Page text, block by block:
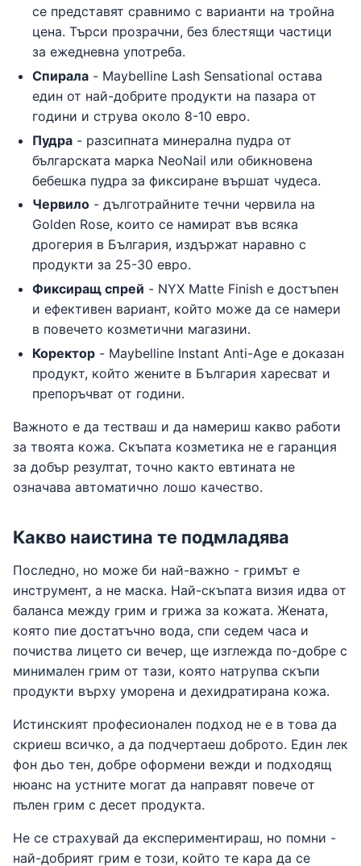
се представят сравнимо с варианти на тройна
цена. Търси прозрачни, без блестящи частици
за ежедневна употреба.
Спирала - Maybelline Lash Sensational остава
един от най-добрите продукти на пазара от
години и струва около 8-10 евро.
Пудра - разсипната минерална пудра от
българската марка NeoNail или обикновена
бебешка пудра за фиксиране вършат чудеса.
Червило - дълготрайните течни червила на
Golden Rose, които се намират във всяка
дрогерия в България, издържат наравно с
продукти за 25-30 евро.
Фиксиращ спрей - NYX Matte Finish е достъпен
и ефективен вариант, който може да се намери
в повечето козметични магазини.
Коректор - Maybelline Instant Anti-Age е доказан
продукт, който жените в България харесват и
препоръчват от години.
Важното е да тестваш и да намериш какво работи
за твоята кожа. Скъпата козметика не е гаранция
за добър резултат, точно както евтината не
означава автоматично лошо качество.
Какво наистина те подмладява
Последно, но може би най-важно - гримът е
инструмент, а не маска. Най-скъпата визия идва от
баланса между грим и грижа за кожата. Жената,
която пие достатъчно вода, спи седем часа и
почиства лицето си вечер, ще изглежда по-добре с
минимален грим от тази, която натрупва скъпи
продукти върху уморена и дехидратирана кожа.
Истинският професионален подход не е в това да
скриеш всичко, а да подчертаеш доброто. Един лек
фон дьо тен, добре оформени вежди и подходящ
нюанс на устните могат да направят повече от
пълен грим с десет продукта.
Не се страхувай да експериментираш, но помни -
най-добрият грим е този, който те кара да се